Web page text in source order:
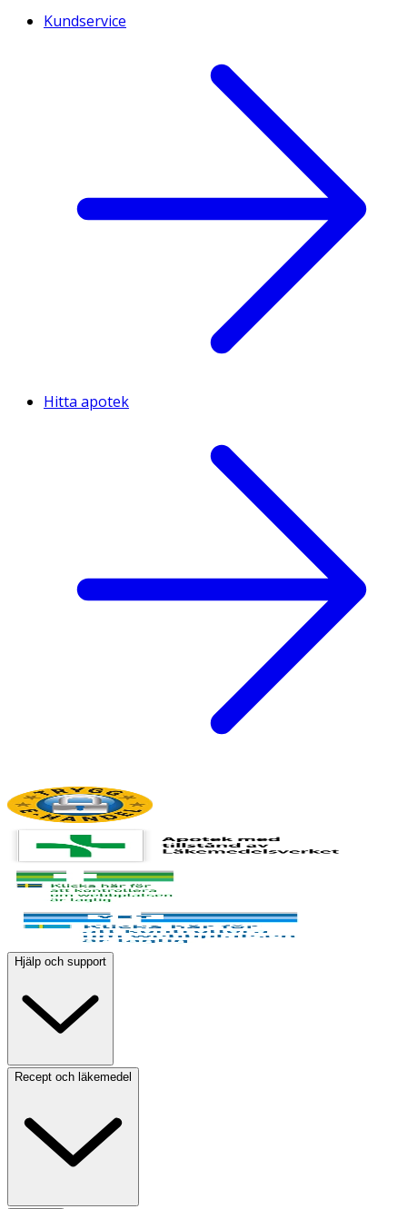
Kundservice
Hitta apotek
Hjälp och support
Recept och läkemedel